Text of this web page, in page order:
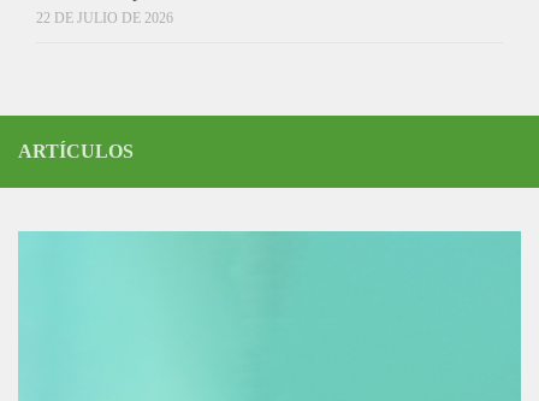
22 DE JULIO DE 2026
ARTÍCULOS